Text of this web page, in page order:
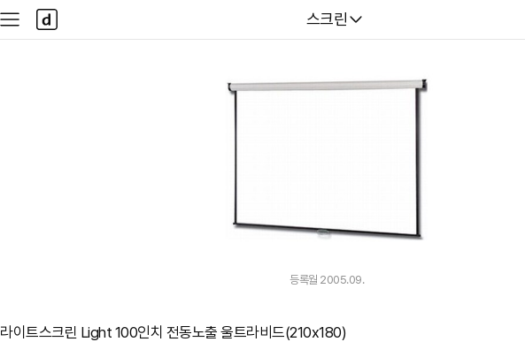
다나와
스크린
사
이
다
나
와
등록월 2005.09.
라이트스크린 Light 100인치 전동노출 울트라비드(210x180)